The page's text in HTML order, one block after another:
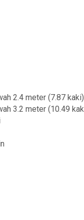
2.4 meter (7.87 kaki)
3.2 meter (10.49